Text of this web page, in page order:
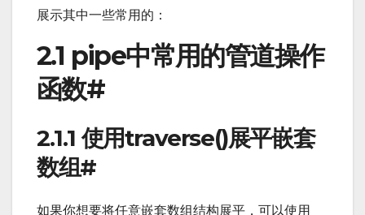
展示其中一些常用的：
2.1 pipe中常用的管道操作
函数#
2.1.1 使用traverse()展平嵌套
数组#
如果你想要将任意嵌套数组结构展平，可以使用